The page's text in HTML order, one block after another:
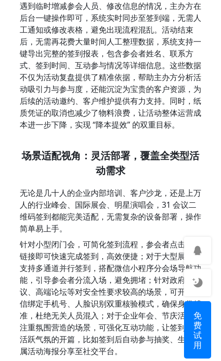
遇到临时增减参会人员、修改信息的情况，主办方在
后台一键操作即可，系统实时同步至签到端，无需人
工通知或修改表格，避免出现流程混乱。活动结束
后，无需再花费大量时间人工整理数据，系统支持一
键导出完整的签到报表，包含参会者姓名、联系方
式、签到时间、互动参与情况等详细信息。这些数据
不仅为活动复盘提供了精准依据，帮助主办方分析活
动吸引力与参与度，还能沉淀为宝贵的客户资源，为
后续的活动邀约、客户维护提供有力支持。同时，纸
质凭证的取消也减少了物料浪费，让活动整体运营成
本进一步下降，实现 “降本提效” 的双重目标。
场景适配视角：灵活部署，覆盖全类型活
动需求
无论是几十人的企业内部培训、客户沙龙，还是上万
人的行业峰会、国际展会、明星演唱会，31 会议二
维码签到都能完美适配，无需复杂的设备部署，操作
简单易上手。
针对小型闭门会，可简化签到流程，参会者点击微信
链接即可快速完成签到，高效便捷；对于大型展会，
支持多通道并行签到，搭配微信小程序分会场导航功
能，引导参会者分流入场，避免拥堵；针对政府会
议、高端论坛等对安全性要求较高的场景，可开启微
信绑定手机号、人脸识别双重核验模式，确保身份精
准，杜绝无关人员混入；对于企业年会、节庆活动等
注重氛围营造的场景，可强化互动功能，让签到成为
活跃气氛的开篇，比如签到后自动参与抽奖、生成专
属活动海报分享至社交平台。
免
费
试
用